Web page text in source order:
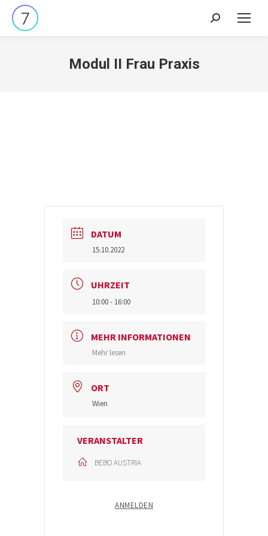
Search:
Modul II Frau Praxis
DATUM
15.10.2022
UHRZEIT
10:00 - 16:00
MEHR INFORMATIONEN
Mehr lesen
ORT
Wien
VERANSTALTER
BEBO AUSTRIA
ANMELDEN